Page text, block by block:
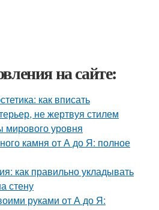
на сайте:
как вписать
не жертвуя стилем
мирового уровня
камня от А до Я: полное
как правильно укладывать
стену
руками от А до Я: